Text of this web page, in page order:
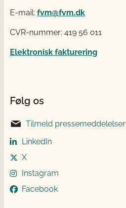
E-mail: fvm@fvm.dk
CVR-nummer: 419 56 011
Elektronisk fakturering
Følg os
Tilmeld pressemeddelelser
LinkedIn
X
Instagram
Facebook